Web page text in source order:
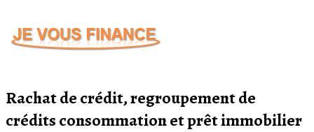
contenu
Rachat de crédit, regroupement de
crédits consommation et prêt immobilier